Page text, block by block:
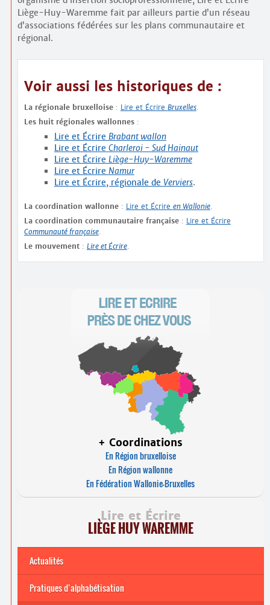
Liège-Huy-Waremme fait par ailleurs partie d’un réseau
d’associations fédérées sur les plans communautaire et
régional.
Voir aussi les historiques de :
La régionale bruxelloise: Lire et Écrire Bruxelles.
Les huit régionales wallonnes:
Lire et Écrire Brabant wallon
Lire et Écrire Charleroi - Sud Hainaut
Lire et Écrire Liège-Huy-Waremme
Lire et Écrire Namur
Lire et Écrire, régionale de Verviers.
La coordination wallonne: Lire et Écrire en Wallonie.
La coordination communautaire française: Lire et Écrire
Communauté française.
Le mouvement: Lire et Écrire.
+ Coordinations
En Région bruxelloise
En Région wallonne
En Fédération Wallonie-Bruxelles
Lire et Écrire
LIÈGE HUY WAREMME
Actualités
Pratiques d’alphabétisation